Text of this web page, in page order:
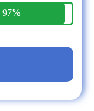
97%